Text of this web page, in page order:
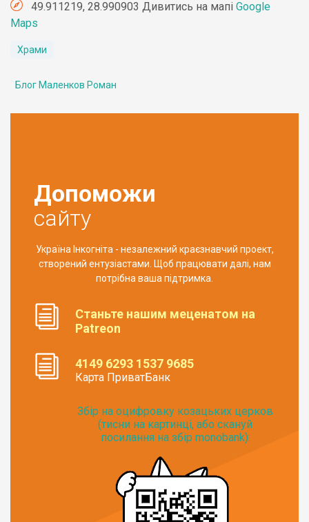
49.911219, 28.990903 Дивитись на мапі Google
Maps
Храми
Блог Маленков Роман
Допоможи
сайту
Україна Інкогніта - незалежний краєзнавчий проект,
створений ентузіастами. Щоб працювати далі, нам
потрібна ваша підтримка.
Станьте нашим меценатом на
Patreon
4149 6293 1537 9685
Карта ПриватБанк
Збір на оцифровку козацьких церков
(тисни на картинці, або скануй
посилання на збір monobank):